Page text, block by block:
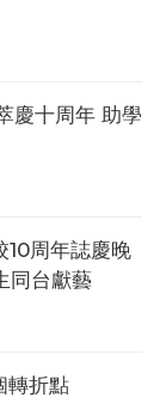
慶十周年 助學
10周年誌慶晚
同台獻藝
轉折點